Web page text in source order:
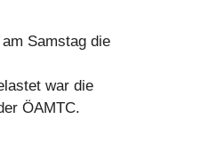
Samstag die
war die
ÖAMTC.